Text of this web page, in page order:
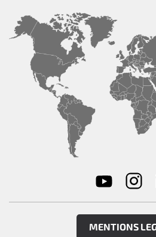
MENTIONS